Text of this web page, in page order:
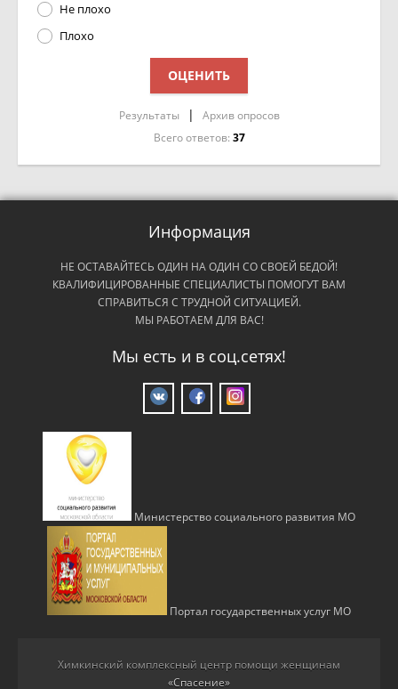
Не плохо
Плохо
Результаты |
Архив опросов
Всего ответов: 37
Информация
НЕ ОСТАВАЙТЕСЬ ОДИН НА ОДИН СО СВОЕЙ БЕДОЙ!
КВАЛИФИЦИРОВАННЫЕ СПЕЦИАЛИСТЫ ПОМОГУТ ВАМ
СПРАВИТЬСЯ С ТРУДНОЙ СИТУАЦИЕЙ.
МЫ РАБОТАЕМ ДЛЯ ВАС!
Мы есть и в соц.сетях!
Министерство социального развития МО
Портал государственных услуг МО
Химкинский комплексный центр помощи женщинам
«Спасение»